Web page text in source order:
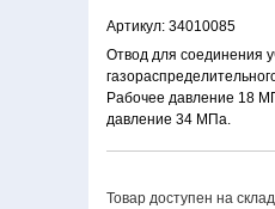
Артикул: 34010085
Отвод для соединения
Рабочее давление 18
давление 34 МПа.
Товар доступен на